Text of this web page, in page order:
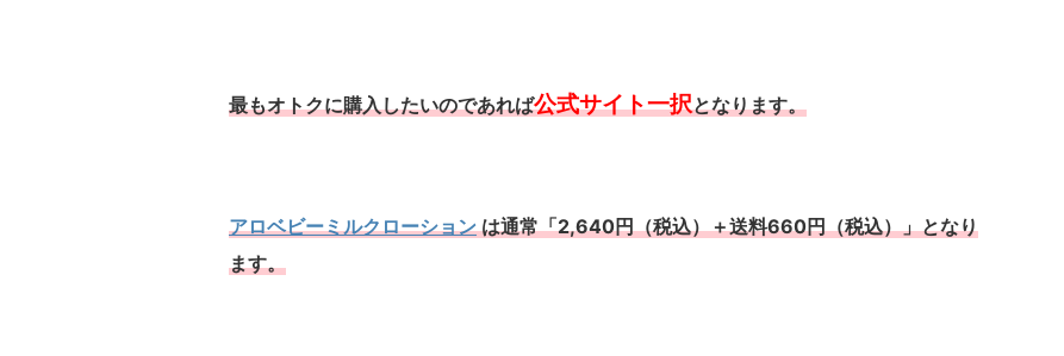
最もオトクに購入したいのであれば公式サイト一択となります。
アロベビーミルクローション は通常「2,640円（税込）＋送料660円（税込）」となり
ます。